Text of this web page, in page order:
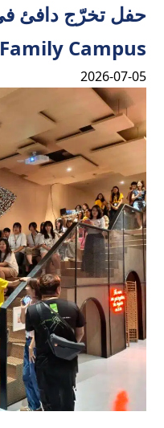
Family Campus
2026-07-05